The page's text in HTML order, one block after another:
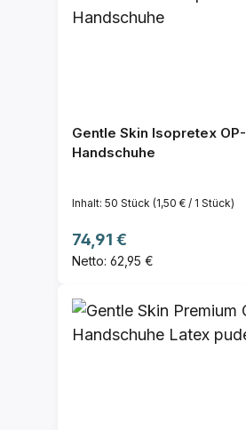
Gentle Skin Isopretex OP-
Handschuhe
Inhalt: 50 Stück (1,50 € / 1 Stück)
Regulärer Preis:
74,91 €
Netto: 62,95 €